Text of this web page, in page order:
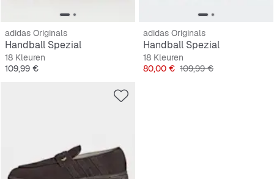
adidas Originals
Handball Spezial
18 Kleuren
Prijs
109,99 €
adidas Originals
Handball Spezial
18 Kleuren
Prijs
80,00 € Originele Prijs
109,99 €